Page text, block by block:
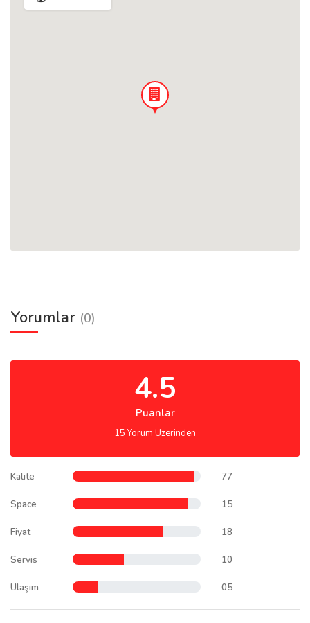
Yorumlar (0)
4.5
Puanlar
15 Yorum Uzerinden
Kalite 77
Space 15
Fiyat 18
Servis 10
Ulaşım 05